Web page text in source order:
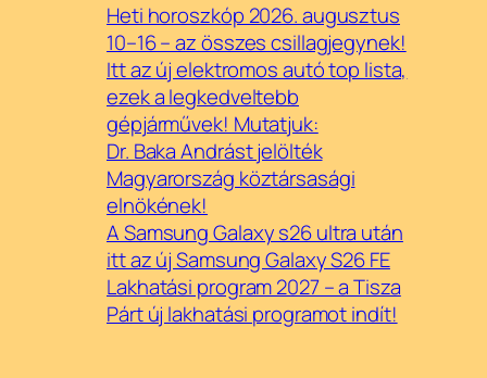
Heti horoszkóp 2026. augusztus
10–16 – az összes csillagjegynek!
Itt az új elektromos autó top lista,
ezek a legkedveltebb
gépjárművek! Mutatjuk:
Dr. Baka Andrást jelölték
Magyarország köztársasági
elnökének!
A Samsung Galaxy s26 ultra után
itt az új Samsung Galaxy S26 FE
Lakhatási program 2027 – a Tisza
Párt új lakhatási programot indít!